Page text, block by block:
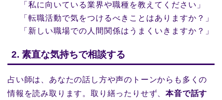
「私に向いている業界や職種を教えてください」
「転職活動で気をつけるべきことはありますか？」
「新しい職場での人間関係はうまくいきますか？」
2. 素直な気持ちで相談する
占い師は、あなたの話し方や声のトーンからも多くの
情報を読み取ります。取り繕ったりせず、本音で話す